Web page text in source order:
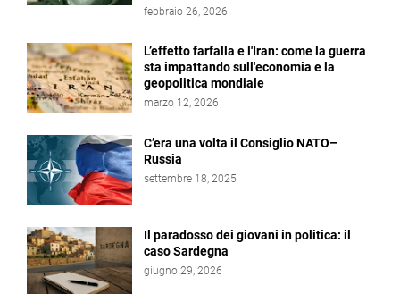
febbraio 26, 2026
L’effetto farfalla e l'Iran: come la guerra
sta impattando sull'economia e la
geopolitica mondiale
marzo 12, 2026
C’era una volta il Consiglio NATO–
Russia
settembre 18, 2025
Il paradosso dei giovani in politica: il
caso Sardegna
giugno 29, 2026